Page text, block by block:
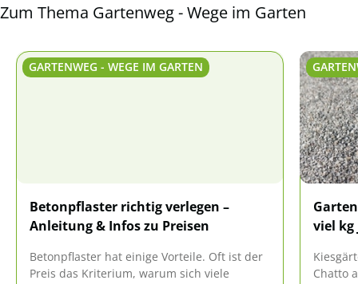
Zum Thema Gartenweg - Wege im Garten
GARTENWEG - WEGE IM GARTEN
Betonpflaster richtig verlegen –
Anleitung & Infos zu Preisen
Betonpflaster hat einige Vorteile. Oft ist der
Preis das Kriterium, warum sich viele
viel kg
Chatto